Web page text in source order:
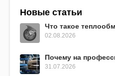
Новые статьи
Что такое
02.08.2026
Почему на
31.07.2026